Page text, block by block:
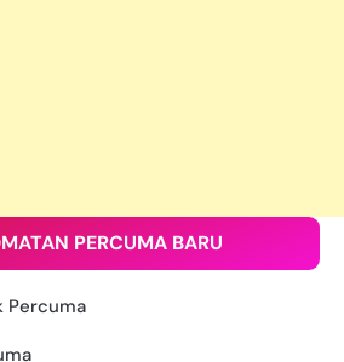
PERCUMA BARU
Percuma